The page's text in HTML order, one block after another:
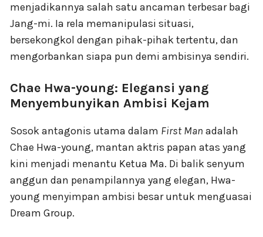
menjadikannya salah satu ancaman terbesar bagi
Jang-mi. Ia rela memanipulasi situasi,
bersekongkol dengan pihak-pihak tertentu, dan
mengorbankan siapa pun demi ambisinya sendiri.
Chae Hwa-young: Elegansi yang
Menyembunyikan Ambisi Kejam
Sosok antagonis utama dalam First Man adalah
Chae Hwa-young, mantan aktris papan atas yang
kini menjadi menantu Ketua Ma. Di balik senyum
anggun dan penampilannya yang elegan, Hwa-
young menyimpan ambisi besar untuk menguasai
Dream Group.